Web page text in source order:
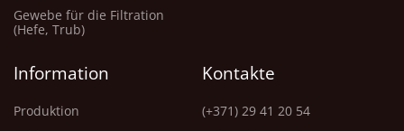
Gewebe für die Filtration
(Hefe, Trub)
Information
Produktion
Kontakte
(+371) 29 41 20 54